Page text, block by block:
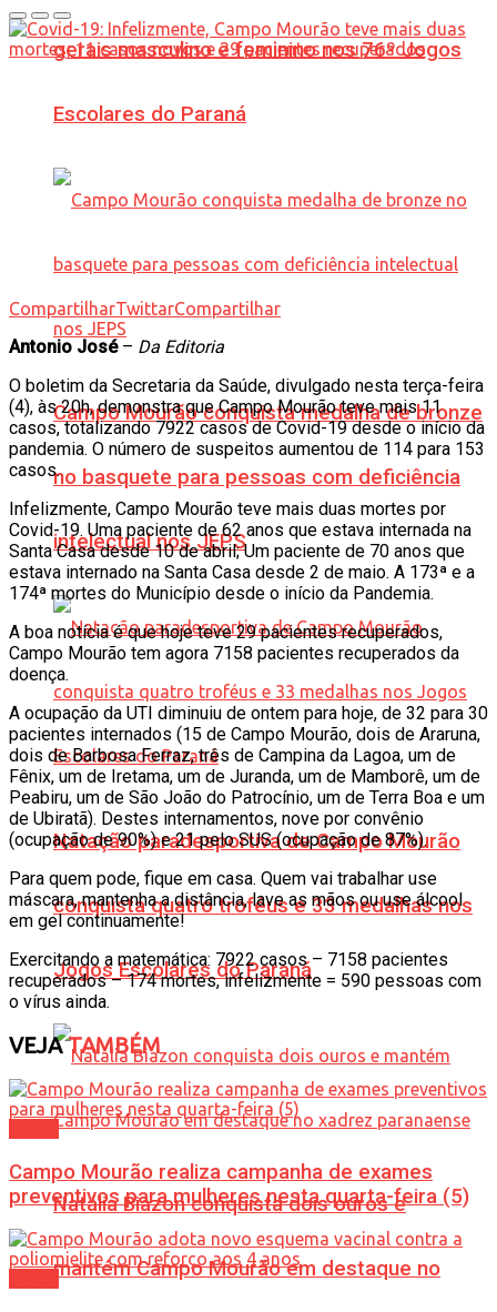
gerais masculino e feminino nos 76º Jogos
Escolares do Paraná
Campo Mourão conquista medalha de bronze
no basquete para pessoas com deficiência
intelectual nos JEPS
Natação paradesportiva de Campo Mourão
conquista quatro troféus e 33 medalhas nos
Jogos Escolares do Paraná
Natália Biazon conquista dois ouros e
mantém Campo Mourão em destaque no
CompartilharTwittarCompartilhar
Antonio José– Da Editoria
O boletim da Secretaria da Saúde, divulgado nesta terça-feira
(4), às 20h, demonstra que Campo Mourão teve mais 11
casos, totalizando 7922 casos de Covid-19 desde o início da
pandemia. O número de suspeitos aumentou de 114 para 153
casos.
Infelizmente, Campo Mourão teve mais duas mortes por
Covid-19. Uma paciente de 62 anos que estava internada na
Santa Casa desde 10 de abril; Um paciente de 70 anos que
estava internado na Santa Casa desde 2 de maio. A 173ª e a
174ª mortes do Município desde o início da Pandemia.
A boa notícia é que hoje teve 29 pacientes recuperados,
Campo Mourão tem agora 7158 pacientes recuperados da
doença.
A ocupação da UTI diminuiu de ontem para hoje, de 32 para 30
pacientes internados (15 de Campo Mourão, dois de Araruna,
dois de Barbosa Ferraz, três de Campina da Lagoa, um de
Fênix, um de Iretama, um de Juranda, um de Mamborê, um de
Peabiru, um de São João do Patrocínio, um de Terra Boa e um
de Ubiratã). Destes internamentos, nove por convênio
(ocupação de 90%) e 21 pelo SUS (ocupação de 87%).
Para quem pode, fique em casa. Quem vai trabalhar use
máscara, mantenha a distância, lave as mãos ou use álcool
em gel continuamente!
Exercitando a matemática: 7922 casos – 7158 pacientes
recuperados – 174 mortes, infelizmente = 590 pessoas com
o vírus ainda.
VEJATAMBÉM
Campo Mourão realiza campanha de exames
preventivos para mulheres nesta quarta-feira (5)